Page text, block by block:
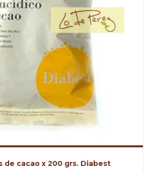
de cacao x 200 grs. Diabest